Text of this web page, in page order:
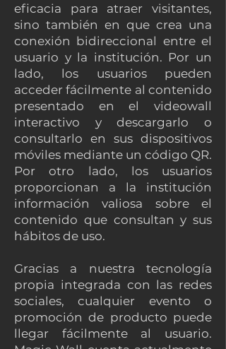
eficacia para atraer visitantes,
sino también en que crea una
conexión bidireccional entre el
usuario y la institución. Por un
lado, los usuarios pueden
acceder fácilmente al contenido
presentado en el videowall
interactivo y descargarlo o
consultarlo en sus dispositivos
móviles mediante un código QR.
Por otro lado, los usuarios
proporcionan a la institución
información valiosa sobre el
contenido que consultan y sus
hábitos de uso.
Gracias a nuestra tecnología
propia integrada con las redes
sociales, cualquier evento o
promoción de producto puede
llegar fácilmente al usuario.